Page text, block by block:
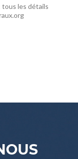
tous les détails